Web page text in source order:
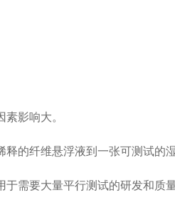
影响大。
的纤维悬浮液到一张可测试的
需要大量平行测试的研发和质